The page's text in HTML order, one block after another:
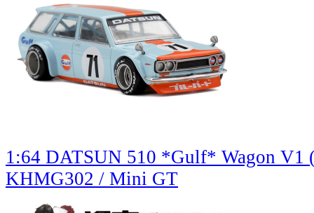
1:64 DATSUN 510 *Gulf* Wagon V1
KHMG302 / Mini GT